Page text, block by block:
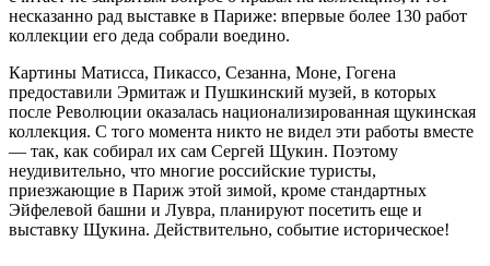
несказанно рад выставке в Париже: впервые более 130 работ
коллекции его деда собрали воедино.
Картины Матисса, Пикассо, Сезанна, Моне, Гогена
предоставили Эрмитаж и Пушкинский музей, в которых
после Революции оказалась национализированная щукинская
коллекция. С того момента никто не видел эти работы вместе
— так, как собирал их сам Сергей Щукин. Поэтому
неудивительно, что многие российские туристы,
приезжающие в Париж этой зимой, кроме стандартных
Эйфелевой башни и Лувра, планируют посетить еще и
выставку Щукина. Действительно, событие историческое!